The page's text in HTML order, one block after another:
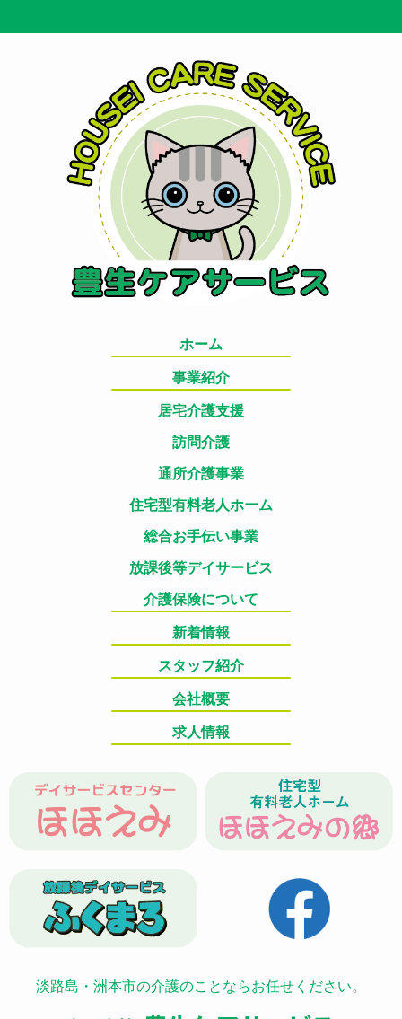
ホーム
事業紹介
居宅介護支援
訪問介護
通所介護事業
住宅型有料老人ホーム
総合お手伝い事業
放課後等デイサービス
介護保険について
新着情報
スタッフ紹介
会社概要
求人情報
淡路島・洲本市の介護のことならお任せください。